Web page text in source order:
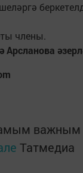
члены.
Арсланова
важным
Татмедиа